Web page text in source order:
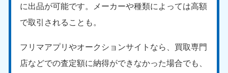
に出品が可能です。メーカーや種類によっては高額
で取引されることも。
フリマアプリやオークションサイトなら、買取専門
店などでの査定額に納得ができなかった場合でも、